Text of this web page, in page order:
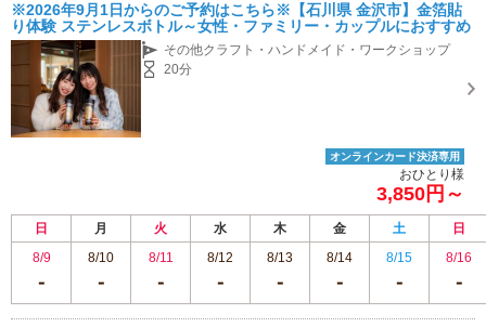
※2026年9月1日からのご予約はこちら※【石川県 金沢市】金箔貼
り体験 ステンレスボトル～女性・ファミリー・カップルにおすすめ
その他クラフト・ハンドメイド・ワークショップ
20分
オンラインカード決済専用
おひとり様
3,850円～
日 月 火 水 木 金 土
日
8/9
8/10 8/11 8/12 8/13 8/14 8/15 8/16